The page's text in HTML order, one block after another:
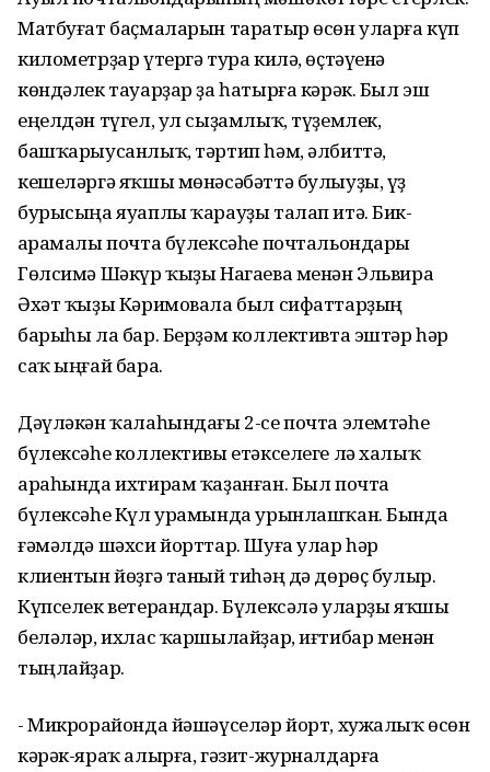
Матбуғат баҫмаларын таратыр өсөн уларға күп
километрҙар үтергә тура килә, өҫтәүенә
көндәлек тауарҙар ҙа һатырға кәрәк. Был эш
еңелдән түгел, ул сыҙамлыҡ, түҙемлек,
башҡарыусанлыҡ, тәртип һәм, әлбиттә,
кешеләргә яҡшы мөнәсәбәттә булыуҙы, үҙ
бурысыңа яуаплы ҡарауҙы талап итә. Бик-
Ҡарамалы почта бүлексәһе почтальондары
Гөлсимә Шәкүр ҡыҙы Нагаева менән Эльвира
Әхәт ҡыҙы Кәримовала был сифаттарҙың
барыһы ла бар. Берҙәм коллективта эштәр һәр
саҡ ыңғай бара.
Дәүләкән ҡалаһындағы 2-се почта элемтәһе
бүлексәһе коллективы етәкселеге лә халыҡ
араһында ихтирам ҡаҙанған. Был почта
бүлексәһе Күл урамында урынлашҡан. Бында
ғәмәлдә шәхси йорттар. Шуға улар һәр
клиентын йөҙгә таный тиһәң дә дөрөҫ булыр.
Күпселек ветерандар. Бүлексәлә уларҙы яҡшы
беләләр, ихлас ҡаршылайҙар, иғтибар менән
тыңлайҙар.
- Микрорайонда йәшәүселәр йорт, хужалыҡ өсөн
кәрәк-яраҡ алырға, гәзит-журналдарға